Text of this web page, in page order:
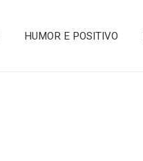
HUMOR E POSITIVO